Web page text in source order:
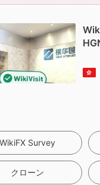
WikiFX Survey
クローン